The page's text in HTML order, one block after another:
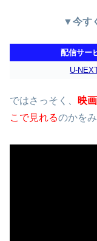
▼今す
配信サー
U-
ではさっそく、 映
こで見れるのかを